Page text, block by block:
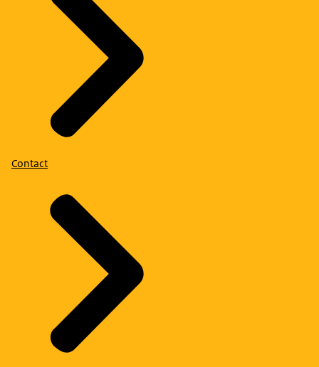
Contact